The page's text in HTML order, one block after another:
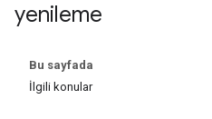
yenileme
Bu sayfada
İlgili konular